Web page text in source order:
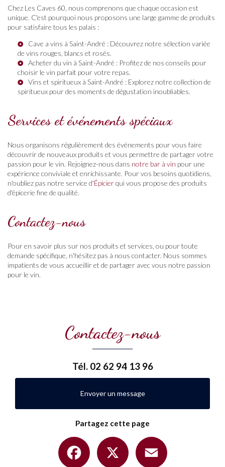
Chez Les Caves 60, nous comprenons que chaque occasion est
unique. C'est pourquoi nous proposons une large gamme de produits
pour satisfaire tous les palais :
Cave a vins à Saint-André : Découvrez notre sélection variée
de vins rouges, blancs et rosés.
Acheter du vin à Saint-André : Profitez de nos conseils pour
choisir le vin parfait pour votre repas.
Vins et spiritueux à Saint-André : Explorez notre collection de
spiritueux pour des moments de dégustation inoubliables.
Services et événements spéciaux
Nous organisons régulièrement des événements pour vous faire
découvrir de nouveaux produits et vous permettre de partager votre
passion pour le vin. Rejoignez-nous dans notre bar à vin pour une
expérience conviviale et enrichissante. Pour vos besoins quotidiens,
n'oubliez pas notre service d'Épicierqui vous propose des produits
d'épicerie fine de qualité.
Contactez-nous
Pour en savoir plus sur nos produits et services, ou pour toute
demande spécifique, n'hésitez pas à nous contacter. Nous sommes
impatients de vous accueillir et de partager avec vous notre passion
pour le vin.
Contactez-nous
Tél. 02 62 94 13 96
Envoyer un message
Partagez cette page
Facebook